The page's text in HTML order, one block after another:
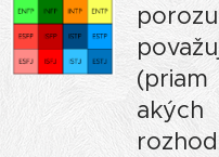
(priam
akých